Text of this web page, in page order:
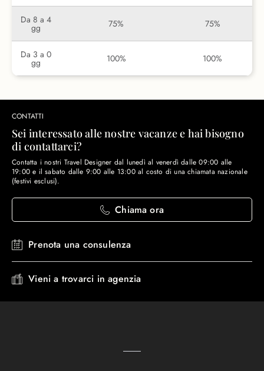
Da 8 a 4
gg 75% 75%
Da 3 a 0
gg 100% 100%
CONTATTI
Sei interessato alle nostre vacanze e hai bisogno
di contattarci?
Contatta i nostri Travel Designer dal lunedì al venerdì dalle 09:00 alle
19:00 e il sabato dalle 9:00 alle 13:00 al costo di una chiamata nazionale
(festivi esclusi).
Chiama ora
Prenota una consulenza
Vieni a trovarci in agenzia